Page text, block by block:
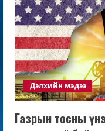
Дэлхийн мэдээ
Газрын тосны